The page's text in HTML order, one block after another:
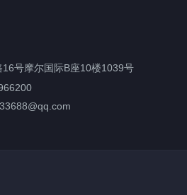
16号摩尔国际B座10楼1039号